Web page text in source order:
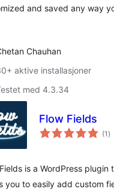
and saved any way
Chauhan
aktive installasjoner
med 4.3.34
Flow Fields
(1 )
is a WordPress plugin
you to easily add custom